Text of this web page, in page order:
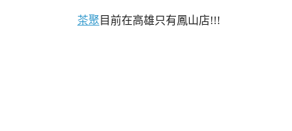
茶聚 目前在高雄只有鳳山店!!!